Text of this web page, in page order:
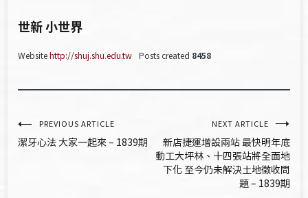
世新 小世界
Websitehttp://shuj.shu.edu.tw Posts created 8458
文
章
PREVIOUS ARTICLE
潔牙心法 大家一起來 – 1839期
NEXT ARTICLE
新店捷運增設兩站 最快明年底
動工大坪林、十四張站將全面地
下化 至今仍未解決土地徵收問
題 – 1839期